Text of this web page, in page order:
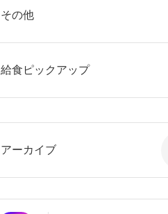
その他
給食ピックアップ
アーカイブ